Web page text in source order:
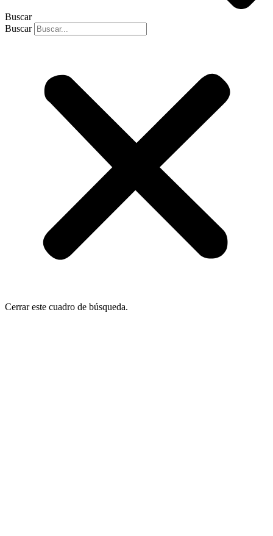
Buscar
Buscar
Cerrar este cuadro de búsqueda.